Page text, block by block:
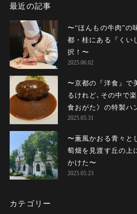
最近の記事
〜“ほんもの牛肉”の
都・桂にある『くい
択！〜
2025.06.02
〜京都の『洋食』で
るけれど､その中で
食おがた》の特製ハ
2025.05.31
〜薫風かおる青々と
萄畑を見渡す丘の上
かけた〜
2025.05.23
カテゴリー